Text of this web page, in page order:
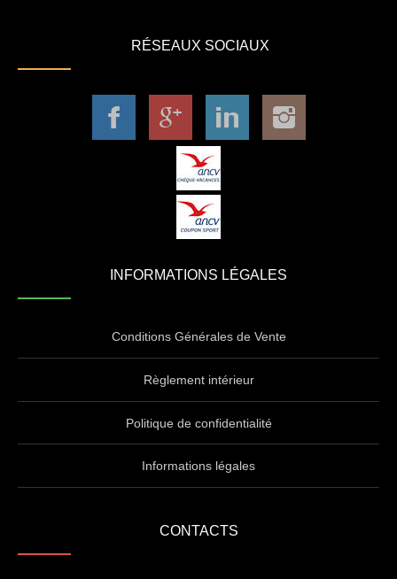
RÉSEAUX SOCIAUX
INFORMATIONS LÉGALES
Conditions Générales de Vente
Règlement intérieur
Politique de confidentialité
Informations légales
CONTACTS